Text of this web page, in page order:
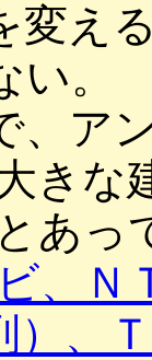
変え
。
、ア
きな
とあっ
、Ｎ
）、